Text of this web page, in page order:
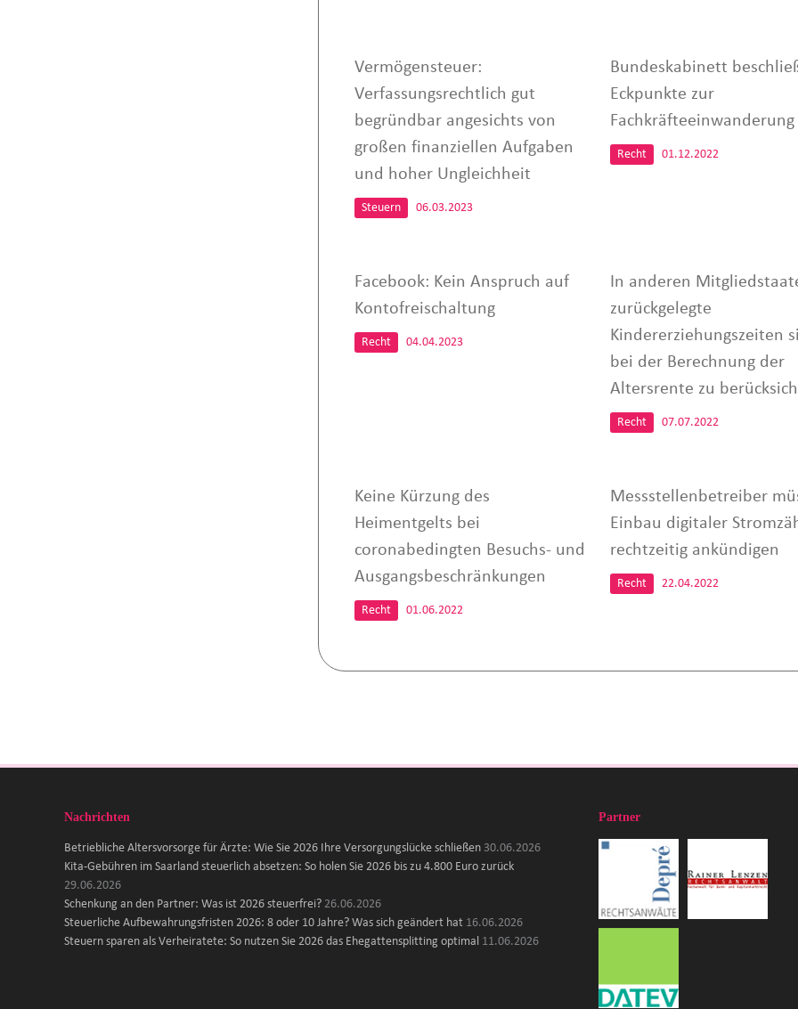
Vermögensteuer:
Verfassungsrechtlich gut
begründbar angesichts von
großen finanziellen Aufgaben
und hoher Ungleichheit
Steuern 06.03.2023
Bundeskabinett
Eckpunkte zur
Fachkräfteeinwanderung
Recht 01.12.2022
Facebook: Kein Anspruch auf
Kontofreischaltung
Recht 04.04.2023
In anderen
zurückgelegte
Kindererziehungszeiten
bei der Berechnung der
Altersrente zu
Recht 07.07.2022
Keine Kürzung des
Heimentgelts bei
coronabedingten Besuchs- und
Ausgangsbeschränkungen
Recht 01.06.2022
Messstellenbetreiber
Einbau digitaler
rechtzeitig ankündigen
Recht 22.04.2022
Nachrichten
Betriebliche Altersvorsorge für Ärzte: Wie Sie 2026 Ihre Versorgungslücke schließen 30.06.2026
Kita-Gebühren im Saarland steuerlich absetzen: So holen Sie 2026 bis zu 4.800 Euro zurück
29.06.2026
Schenkung an den Partner: Was ist 2026 steuerfrei? 26.06.2026
Steuerliche Aufbewahrungsfristen 2026: 8 oder 10 Jahre? Was sich geändert hat 16.06.2026
Steuern sparen als Verheiratete: So nutzen Sie 2026 das Ehegattensplitting optimal 11.06.2026
Partner